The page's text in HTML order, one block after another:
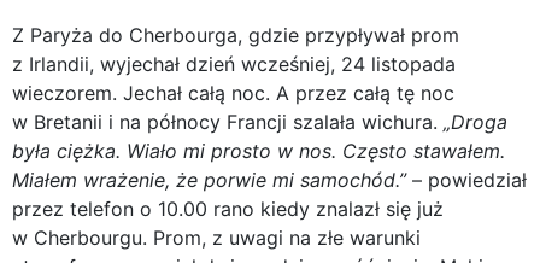
Z Paryża do Cherbourga, gdzie przypływał prom
z Irlandii, wyjechał dzień wcześniej, 24 listopada
wieczorem. Jechał całą noc. A przez całą tę noc
w Bretanii i na północy Francji szalała wichura. „Droga
była ciężka. Wiało mi prosto w nos. Często stawałem.
Miałem wrażenie, że porwie mi samochód.”– powiedział
przez telefon o 10.00 rano kiedy znalazł się już
w Cherbourgu. Prom, z uwagi na złe warunki